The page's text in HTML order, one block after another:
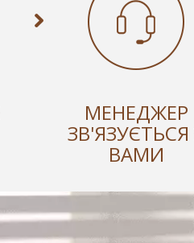
МЕНЕДЖЕР
ЗВ'ЯЗУЄТЬСЯ
ВАМИ